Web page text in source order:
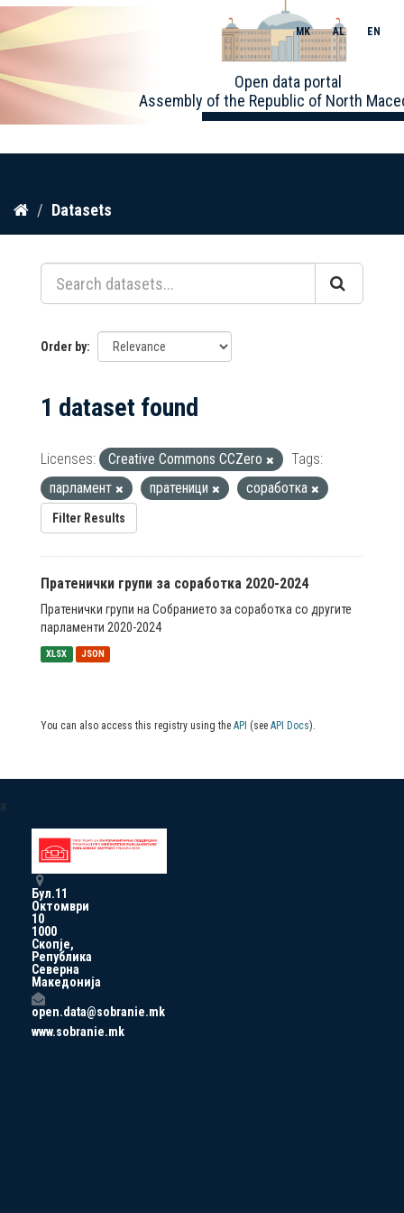
Skip
content
Open data portal
Assembly of the Republic of North
MK AL EN
Datasets
Order by
1 dataset found
Licenses: Creative Commons CCZero
Tags:
парламент
пратеници соработка
Filter Results
Пратенички групи за соработка 2020-2024
Пратенички групи на Собранието за соработка со другите
парламенти 2020-2024
XLSX JSON
You can also access this registry using the API (see API Docs).
a
Бул.11
Октомври
10
1000
Скопје,
Република
Северна
Македонија
open.data@sobranie.mk
www.sobranie.mk